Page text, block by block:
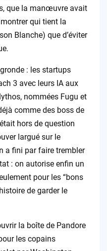
que la manœuvre avait
qui tient la
Blanche) que d’éviter
: les startups
3 avec leurs IA aux
nommées Fugu et
comme des boss de
hors de question
largué sur le
a fini par faire trembler
: on autorise enfin un
pour les “bons
de garder le
la boîte de Pandore
les copains